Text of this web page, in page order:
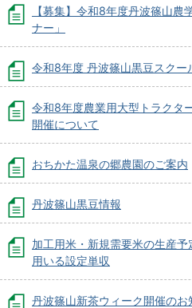
【募集】令和8年度丹波篠山農
ナー」
令和8年度 丹波篠山黒豆スクー
令和8年度農業用大型トラクタ
開催について
おちかた温泉の郷農園のご案内
丹波篠山黒豆情報
加工用米・新規需要米の生産予
用いる設定単収
丹波篠山新茶ウィーク開催のお